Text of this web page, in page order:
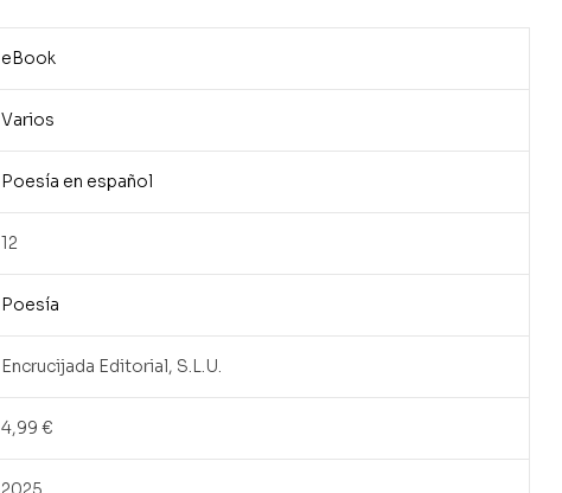
eBook
Varios
Poesía en español
12
Poesía
Encrucijada Editorial, S.L.U.
4,99 €